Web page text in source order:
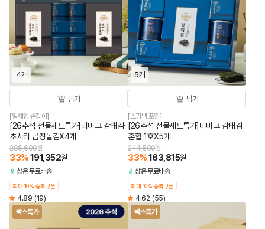
4개
담기
[일체형 손잡이]
[26추석 선물세트특가]비비고 감태김·
초사리 곱창돌김X4개
285,600원
33%191,352원
상온무료배송
최대 10% 중복쿠폰
4.89 (19)
5개
담기
[쇼핑백 포함]
[26추석 선물세트특가]비비고 감태김
혼합 1호X5개
244,500원
33%163,815원
상온무료배송
최대 10% 중복쿠폰
4.62 (55)
박스특가
박스특가